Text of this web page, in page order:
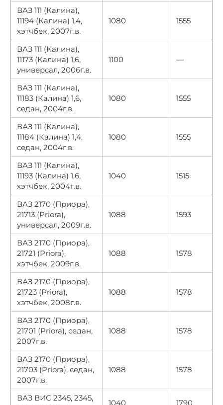
ВАЗ 111 (Калина),
11194 (Калина) 1,4,
хэтчбек, 2007г.в.
1080 1555
ВАЗ 111 (Калина),
11173 (Калина) 1,6,
универсал, 2006г.в.
1100 —
ВАЗ 111 (Калина),
11183 (Калина) 1,6,
седан, 2004г.в.
1080 1555
ВАЗ 111 (Калина),
11184 (Калина) 1,4,
седан, 2004г.в.
1080 1555
ВАЗ 111 (Калина),
11193 (Калина) 1,6,
хэтчбек, 2004г.в.
1040 1515
ВАЗ 2170 (Приора),
21713 (Priora),
универсал, 2009г.в.
1088 1593
ВАЗ 2170 (Приора),
21721 (Priora),
хэтчбек, 2009г.в.
1088 1578
ВАЗ 2170 (Приора),
21723 (Priora),
хэтчбек, 2008г.в.
1088 1578
ВАЗ 2170 (Приора),
21701 (Priora), седан,
2007г.в.
1088 1578
ВАЗ 2170 (Приора),
21703 (Priora), седан,
2007г.в.
1088 1578
ВАЗ ВИС 2345, 2345,
1040 1790